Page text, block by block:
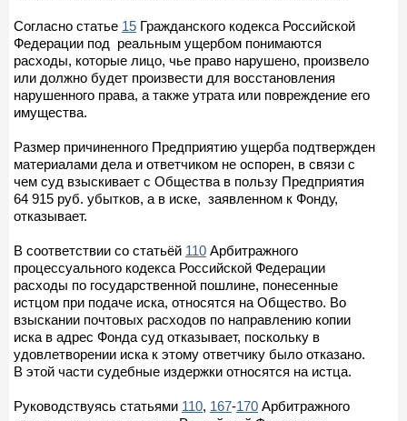
Согласно статье 15 Гражданского кодекса Российской
Федерации под реальным ущербом понимаются
расходы, которые лицо, чье право нарушено, произвело
или должно будет произвести для восстановления
нарушенного права, а также утрата или повреждение его
имущества.
Размер причиненного Предприятию ущерба подтвержден
материалами дела и ответчиком не оспорен, в связи с
чем суд взыскивает с Общества в пользу Предприятия
64 915 руб. убытков, а в иске, заявленном к Фонду,
отказывает.
В соответствии со статьёй 110 Арбитражного
процессуального кодекса Российской Федерации
расходы по государственной пошлине, понесенные
истцом при подаче иска, относятся на Общество. Во
взыскании почтовых расходов по направлению копии
иска в адрес Фонда суд отказывает, поскольку в
удовлетворении иска к этому ответчику было отказано.
В этой части судебные издержки относятся на истца.
Руководствуясь статьями 110, 167-170 Арбитражного